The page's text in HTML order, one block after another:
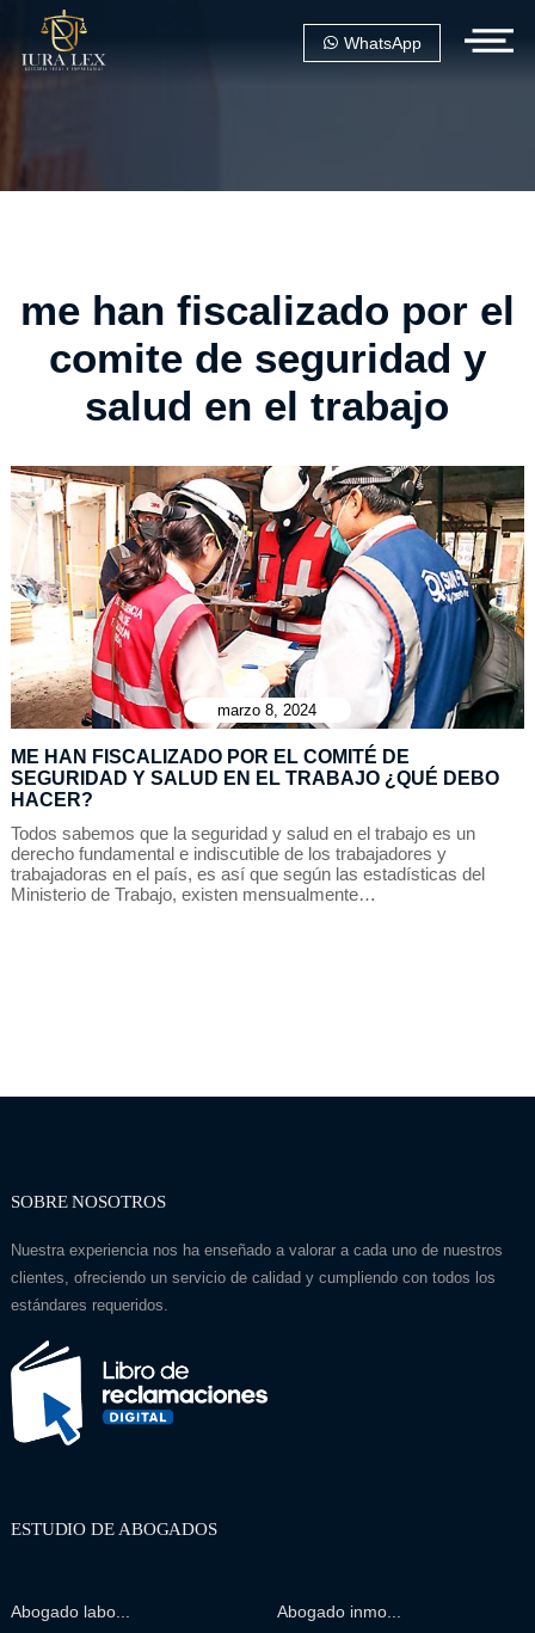
WhatsApp
me han fiscalizado por el
comite de seguridad y
salud en el trabajo
marzo 8, 2024
ME HAN FISCALIZADO POR EL COMITÉ DE
SEGURIDAD Y SALUD EN EL TRABAJO ¿QUÉ DEBO
HACER?
Todos sabemos que la seguridad y salud en el trabajo es un
derecho fundamental e indiscutible de los trabajadores y
trabajadoras en el país, es así que según las estadísticas del
Ministerio de Trabajo, existen mensualmente…
SOBRE NOSOTROS
Nuestra experiencia nos ha enseñado a valorar a cada uno de nuestros
clientes, ofreciendo un servicio de calidad y cumpliendo con todos los
estándares requeridos.
ESTUDIO DE ABOGADOS
Abogado labo... Abogado inmo...